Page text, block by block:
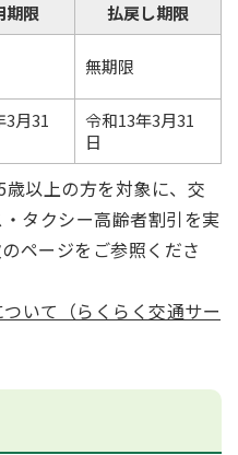
期限
払戻し期限
無期限
3月31
令和13年3月31
日
以上の方を対象に、交
タクシー高齢者割引を実
ページをご参照くださ
いて（らくらく交通サー